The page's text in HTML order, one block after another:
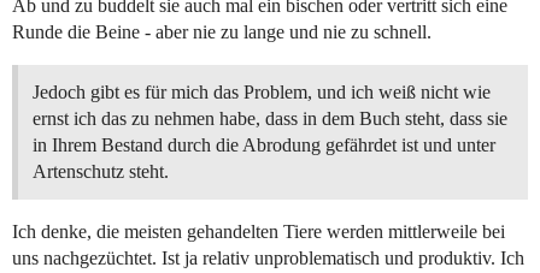
Ab und zu buddelt sie auch mal ein bischen oder vertritt sich eine
Runde die Beine - aber nie zu lange und nie zu schnell.
Jedoch gibt es für mich das Problem, und ich weiß nicht wie
ernst ich das zu nehmen habe, dass in dem Buch steht, dass sie
in Ihrem Bestand durch die Abrodung gefährdet ist und unter
Artenschutz steht.
Ich denke, die meisten gehandelten Tiere werden mittlerweile bei
uns nachgezüchtet. Ist ja relativ unproblematisch und produktiv. Ich